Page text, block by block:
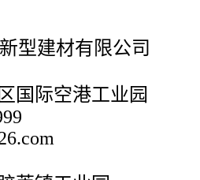
型建材有限公司
国际空港工业园